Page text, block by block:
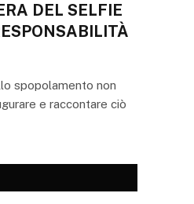
DEL SELFIE
spopolamento non
e raccontare ciò